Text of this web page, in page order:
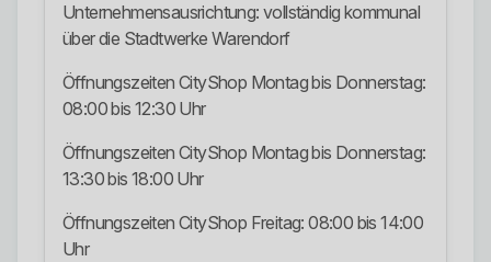
Unternehmensausrichtung: vollständig kommunal
über die Stadtwerke Warendorf
Öffnungszeiten CityShop Montag bis Donnerstag:
08:00 bis 12:30 Uhr
Öffnungszeiten CityShop Montag bis Donnerstag:
13:30 bis 18:00 Uhr
Öffnungszeiten CityShop Freitag: 08:00 bis 14:00
Uhr